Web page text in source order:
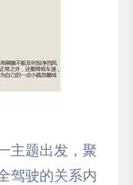
主题出发，聚
驾驶的关系内